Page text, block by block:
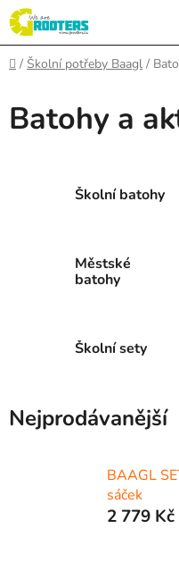
Přejít
na
obsah
Domů
/ Školní potřeby Baagl /
Batohy a
Školní batohy
Městské
batohy
Školní sety
Nejprodávanější
BAAGL
sáček
2 779 Kč